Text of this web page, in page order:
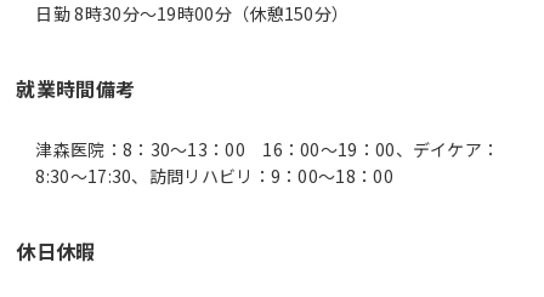
日勤 8時30分〜19時00分（休憩150分）
就業時間備考
津森医院：8：30～13：00 16：00～19：00、デイケア：
休日休暇